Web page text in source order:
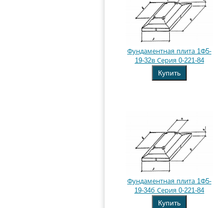
Фундаментная плита 1Ф5-
19-32в Серия 0-221-84
Купить
Фундаментная плита 1Ф5-
19-34б Серия 0-221-84
Купить